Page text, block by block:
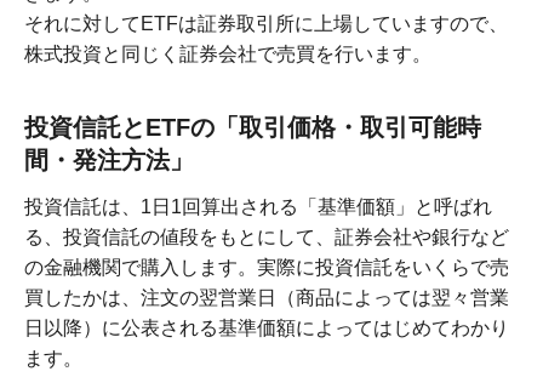
それに対してETFは証券取引所に上場していますので、
株式投資と同じく証券会社で売買を行います。
投資信託とETFの「取引価格・取引可能時
間・発注方法」
投資信託は、1日1回算出される「基準価額」と呼ばれ
る、投資信託の値段をもとにして、証券会社や銀行など
の金融機関で購入します。実際に投資信託をいくらで売
買したかは、注文の翌営業日（商品によっては翌々営業
日以降）に公表される基準価額によってはじめてわかり
ます。